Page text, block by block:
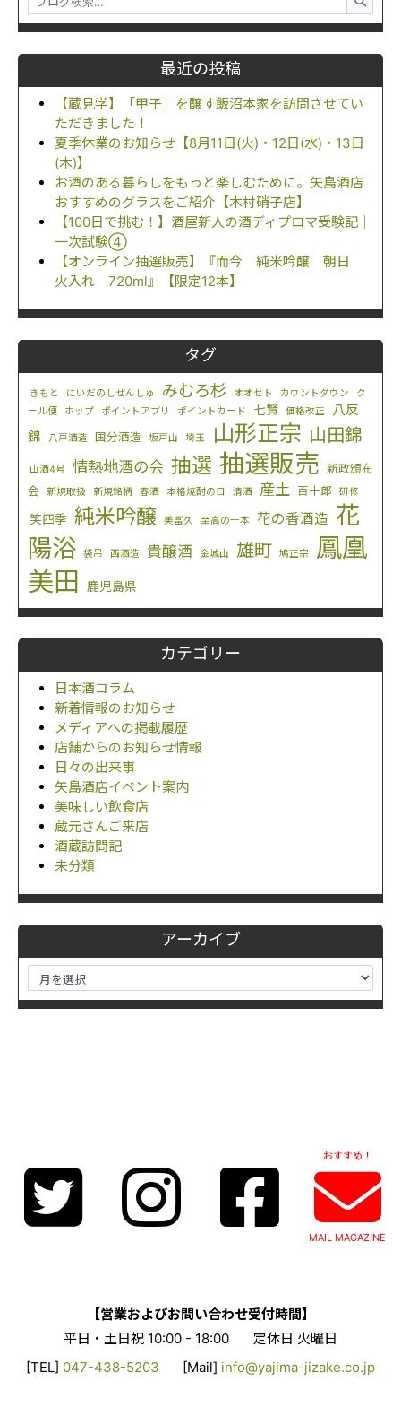
最近の投稿
【蔵見学】「甲子」を醸す飯沼本家を訪問させてい
ただきました！
夏季休業のお知らせ【8月11日(火)・12日(水)・13日
(木)】
お酒のある暮らしをもっと楽しむために。矢島酒店
おすすめのグラスをご紹介【木村硝子店】
【100日で挑む！】酒屋新人の酒ディプロマ受験記｜
一次試験④
【オンライン抽選販売】『而今 純米吟醸 朝日
火入れ 720ml』【限定12本】
タグ
きもと にいだのしぜんしゅ みむろ杉 オオセト カウントダウン
ク
ール便
ホップ ポイントアプリ ポイントカード 七賢 価格改正
八反
錦
八戸酒造 国分酒造 坂戸山 埼玉 山形正宗 山田錦
山酒4号 情熱地酒の会 抽選 抽選販売 新政頒布
会
新規取扱 新規銘柄 春酒 本格焼酎の日 清酒 産土 百十郎 研修
笑四季 純米吟醸 美冨久 至高の一本 花の香酒造 花
陽浴
袋吊 西酒造 貴醸酒 金城山 雄町 鳩正宗
鳳凰
美田
鹿児島県
カテゴリー
日本酒コラム
新着情報のお知らせ
メディアへの掲載履歴
店舗からのお知らせ情報
日々の出来事
矢島酒店イベント案内
美味しい飲食店
蔵元さんご来店
酒蔵訪問記
未分類
アーカイブ
おすすめ！
MAIL MAGAZINE
【営業およびお問い合わせ受付時間】
平日・土日祝 10:00 - 18:00
定休日 火曜日
[TEL] 047-438-5203 [Mail] info@yajima-jizake.co.jp